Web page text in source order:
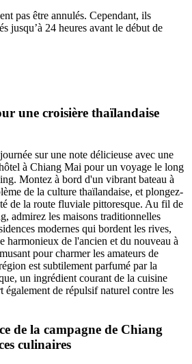
pas être annulés. Cependant, ils
jusqu’à 24 heures avant le début de
une croisière thaïlandaise
sur une note délicieuse avec une
à Chiang Mai pour un voyage le long
Montez à bord d'un vibrant bateau à
de la culture thaïlandaise, et plongez-
de la route fluviale pittoresque. Au fil de
admirez les maisons traditionnelles
modernes qui bordent les rives,
harmonieux de l'ancien et du nouveau à
pour charmer les amateurs de
est subtilement parfumé par la
un ingrédient courant de la cuisine
également de répulsif naturel contre les
de la campagne de Chiang
culinaires